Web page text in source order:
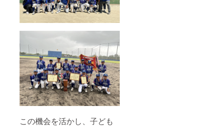
この機会を活かし、子ども